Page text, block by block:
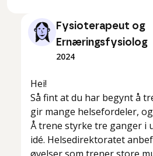
Fysioterapeut og
Ernæringsfysiolog
2024
Hei!
Så fint at du har begynt å
gir mange helsefordeler,
Å trene styrke tre ganger i
idé. Helsedirektoratet